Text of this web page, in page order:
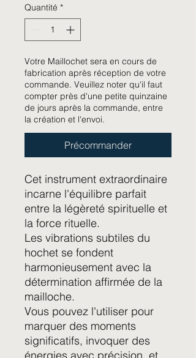
Quantité *
Votre Maillochet sera en cours de
fabrication après réception de votre
commande. Veuillez noter qu'il faut
compter près d'une petite quinzaine
de jours après la commande, entre
la création et l'envoi.
Précommander
Cet instrument extraordinaire
incarne l'équilibre parfait
entre la légèreté spirituelle et
la force rituelle.
Les vibrations subtiles du
hochet se fondent
harmonieusement avec la
détermination affirmée de la
mailloche.
Vous pouvez l'utiliser pour
marquer des moments
significatifs, invoquer des